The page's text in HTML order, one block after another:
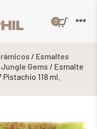
0
/ Esmaltes
Jungle Gems/ Esmalte
118 ml.